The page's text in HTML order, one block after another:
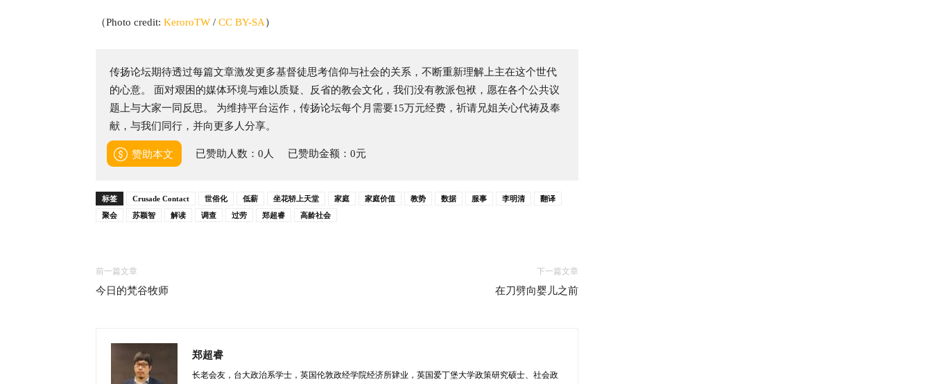
（Photo credit: KeroroTW / CC BY-SA）
传扬论坛期待透过每篇文章激发更多基督徒思考信仰与社会的关系，不断重新理解上主在这个世代
的心意。 面对艰困的媒体环境与难以质疑、反省的教会文化，我们没有教派包袱，愿在各个公共议
题上与大家一同反思。 为维持平台运作，传扬论坛每个月需要15万元经费，祈请兄姐关心代祷及奉
献，与我们同行，并向更多人分享。
赞助本文 已赞助人数：0人 已赞助金额：0元
标签 Crusade Contact 世俗化 低薪 坐花轿上天堂 家庭 家庭价值 教势 数据 服事 李明清
翻译
聚会
苏颖智 解读 调查 过劳 郑超睿 高龄社会
前一篇文章
今日的梵谷牧师
下一篇文章
在刀劈向婴儿之前
郑超睿
长老会友，台大政治系学士，英国伦敦政经学院经济所肄业，英国爱丁堡大学政策研究硕士、社会政